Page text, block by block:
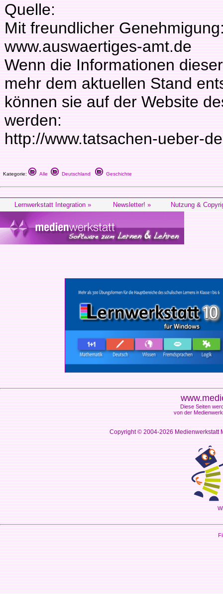
Quelle:
Mit freundlicher
www.auswaertiges-amt.de
Wenn die Informationen
mehr dem aktuellen Stand
können sie auf der Website
werden:
http://www.tatsachen-ueber-
Kategorie: Alle Deutschland Geschichte
Lernwerkstatt Integration » Newsletter! » Nutzung &
Diese Seiten
von der
Copyright © 2004-2026Medienwerkstatt